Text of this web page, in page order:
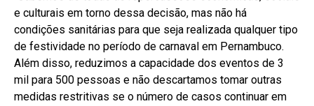
e culturais em torno dessa decisão, mas não há
condições sanitárias para que seja realizada qualquer tipo
de festividade no período de carnaval em Pernambuco.
Além disso, reduzimos a capacidade dos eventos de 3
mil para 500 pessoas e não descartamos tomar outras
medidas restritivas se o número de casos continuar em